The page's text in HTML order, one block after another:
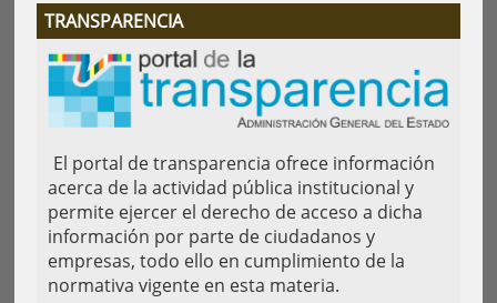
TRANSPARENCIA
El portal de transparencia ofrece información
acerca de la actividad pública institucional y
permite ejercer el derecho de acceso a dicha
información por parte de ciudadanos y
empresas, todo ello en cumplimiento de la
normativa vigente en esta materia.